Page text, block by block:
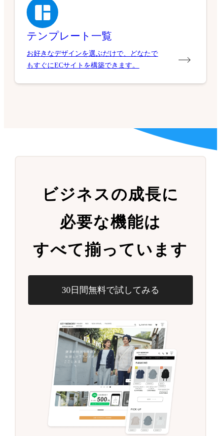
テンプレート一覧
お好きなデザインを選ぶだけで、どなたで
もすぐにECサイトを構築できます。
ビジネスの成長に
必要な機能は
すべて揃っています
30日間無料で試してみる